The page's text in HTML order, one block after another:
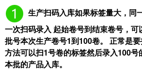
生产扫码入库如果标签量大，同
一次扫码录入 起始卷号到结束卷号，
批号本次生产卷号1到100卷。 正常是
方法可以扫1号卷的标签然后录入100
本批的产品入库。